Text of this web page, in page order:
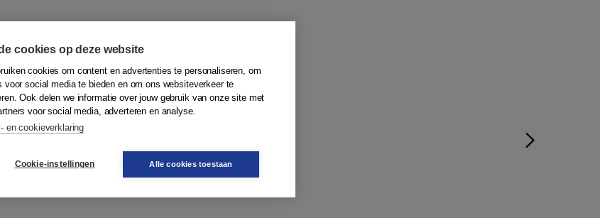
cookies op deze website
cookies om content en advertenties te personaliseren, om
voor social media te bieden en om ons websiteverkeer te
Ook delen we informatie over jouw gebruik van onze site met
voor social media, adverteren en analyse.
en cookieverklaring
Cookie-instellingen Alle cookies toestaan